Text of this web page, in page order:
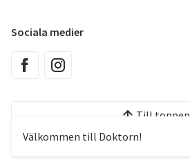
Välkommen till Doktorn!
Sociala medier
Till toppen